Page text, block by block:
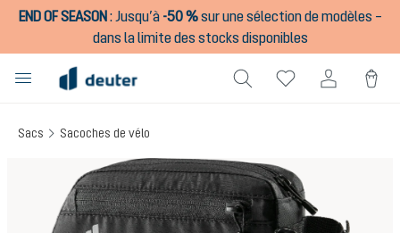
principal
END OF SEASON: Jusqu’à -50 %sur une sélection de modèles –
dans la limite des stocks disponibles
Sacs Sacoches de vélo
Ignorer la galerie d'images